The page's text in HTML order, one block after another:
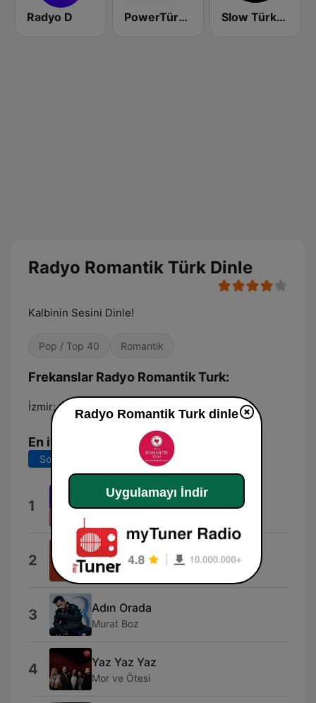
Radyo D PowerTürk Efsane Slow Türküler
Radyo Romantik Türk Dinle
Kalbinin Sesini Dinle!
Pop / Top 40 Romantik
Frekanslar Radyo Romantik Turk:
İzmir: 103.4 FM
En iyi şarkılar
Son 7 gün Son 30 gün
1 Sen Olsan Bari
2 Can Dostum
Emir Can İğrek
3 Adın Orada
Murat Boz
4 Yaz Yaz Yaz
Mor ve Ötesi
Radyo Romantik Turk dinle
Uygulamayı İndir